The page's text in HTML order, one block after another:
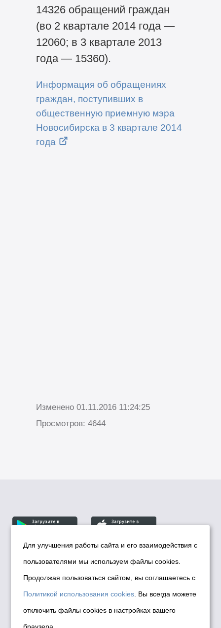
14326 обращений граждан
(во 2 квартале 2014 года —
12060; в 3 квартале 2013
года — 15360).
Информация об обращениях
граждан, поступивших в
общественную приемную мэра
Новосибирска в 3 квартале 2014
года
Изменено 01.11.2016 11:24:25
Просмотров: 4644
© Департамент информационной политики мэрии
города Новосибирска, 2026
Политика использования Cookies
Политика по обработке персональных
данных в информационных системах
Для улучшения работы сайта и его взаимодействия с
пользователями мы используем файлы cookies.
Продолжая пользоваться сайтом, вы соглашаетесь с
Политикой использования cookies . Вы всегда можете
отключить файлы cookies в настройках вашего